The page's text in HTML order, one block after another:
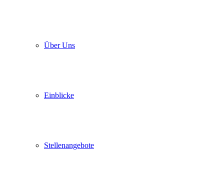
Über Uns
Einblicke
Stellenangebote